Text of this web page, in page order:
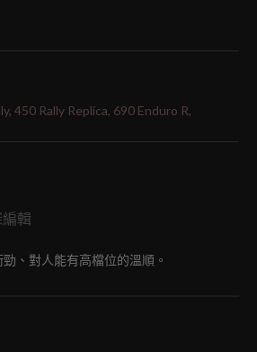
450 Rally Replica, 690 Enduro R,
輯
、對人能有高檔位的溫順。